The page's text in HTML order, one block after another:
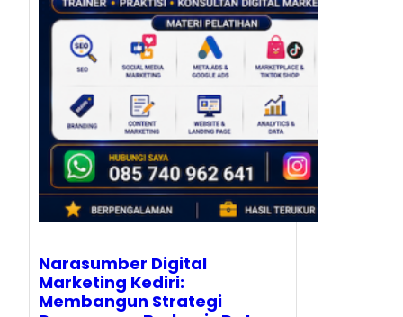
Narasumber Digital
Marketing Kediri:
Membangun Strategi